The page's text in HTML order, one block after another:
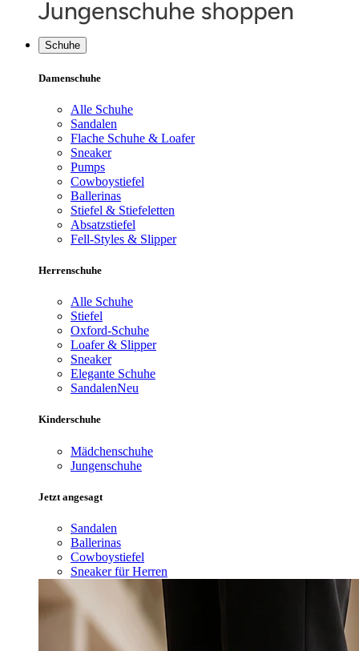
Schuhe
Damenschuhe
Alle Schuhe
Sandalen
Flache Schuhe & Loafer
Sneaker
Pumps
Cowboystiefel
Ballerinas
Stiefel & Stiefeletten
Absatzstiefel
Fell-Styles & Slipper
Herrenschuhe
Alle Schuhe
Stiefel
Oxford-Schuhe
Loafer & Slipper
Sneaker
Elegante Schuhe
SandalenNeu
Kinderschuhe
Mädchenschuhe
Jungenschuhe
Jetzt angesagt
Sandalen
Ballerinas
Cowboystiefel
Sneaker für Herren